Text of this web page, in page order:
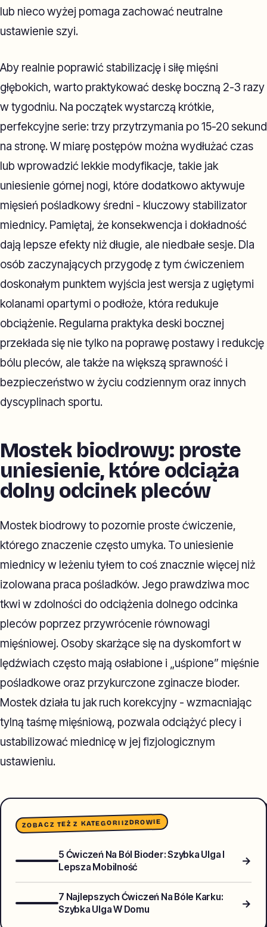
lub nieco wyżej pomaga zachować neutralne
ustawienie szyi.
Aby realnie poprawić stabilizację i siłę mięśni
głębokich, warto praktykować deskę boczną 2-3 razy
w tygodniu. Na początek wystarczą krótkie,
perfekcyjne serie: trzy przytrzymania po 15-20 sekund
na stronę. W miarę postępów można wydłużać czas
lub wprowadzić lekkie modyfikacje, takie jak
uniesienie górnej nogi, które dodatkowo aktywuje
mięsień pośladkowy średni - kluczowy stabilizator
miednicy. Pamiętaj, że konsekwencja i dokładność
dają lepsze efekty niż długie, ale niedbałe sesje. Dla
osób zaczynających przygodę z tym ćwiczeniem
doskonałym punktem wyjścia jest wersja z ugiętymi
kolanami opartymi o podłoże, która redukuje
obciążenie. Regularna praktyka deski bocznej
przekłada się nie tylko na poprawę postawy i redukcję
bólu pleców, ale także na większą sprawność i
bezpieczeństwo w życiu codziennym oraz innych
dyscyplinach sportu.
Mostek biodrowy: proste
uniesienie, które odciąża
dolny odcinek pleców
Mostek biodrowy to pozornie proste ćwiczenie,
którego znaczenie często umyka. To uniesienie
miednicy w leżeniu tyłem to coś znacznie więcej niż
izolowana praca pośladków. Jego prawdziwa moc
tkwi w zdolności do odciążenia dolnego odcinka
pleców poprzez przywrócenie równowagi
mięśniowej. Osoby skarżące się na dyskomfort w
lędźwiach często mają osłabione i „uśpione” mięśnie
pośladkowe oraz przykurczone zginacze bioder.
Mostek działa tu jak ruch korekcyjny - wzmacniając
tylną taśmę mięśniową, pozwala odciążyć plecy i
ustabilizować miednicę w jej fizjologicznym
ustawieniu.
ZOBACZ TEŻ Z KATEGORIIZDROWIE
5 Ćwiczeń Na Ból Bioder: Szybka Ulga I
Lepsza Mobilność
→
7 Najlepszych Ćwiczeń Na Bóle Karku:
Szybka Ulga W Domu
→